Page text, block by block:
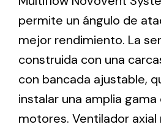
different uses
Iluminación Solar
permite un ángulo de
mejor rendimiento. La
construida con una
con bancada ajustable,
instalar una amplia
motores. Ventilador axial